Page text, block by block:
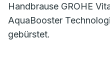
Handbrause GROHE
AquaBooster
gebürstet.